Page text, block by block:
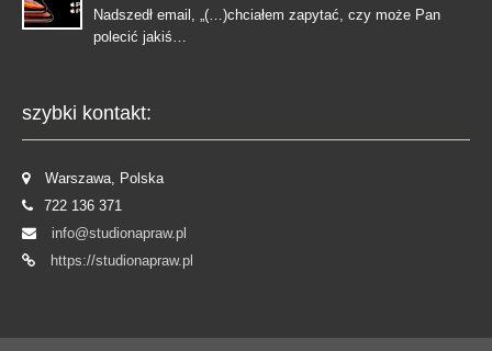
Nadszedł email, „(…)chciałem zapytać, czy może Pan
polecić jakiś…
szybki kontakt:
Warszawa, Polska
722 136 371
info@studionapraw.pl
https://studionapraw.pl